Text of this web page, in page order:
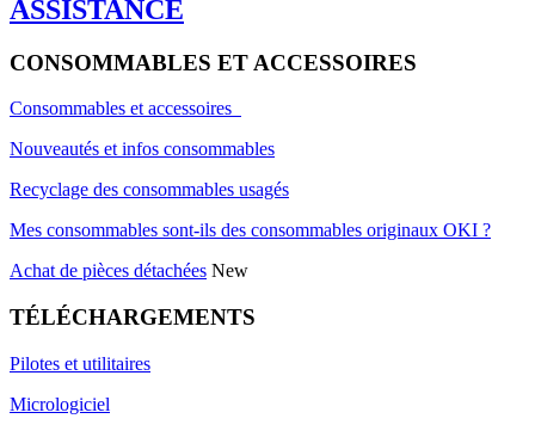
ASSISTANCE
CONSOMMABLES ET ACCESSOIRES
Consommables et accessoires
Nouveautés et infos consommables
Recyclage des consommables usagés
Mes consommables sont-ils des consommables originaux OKI ?
Achat de pièces détachées New
TÉLÉCHARGEMENTS
Pilotes et utilitaires
Micrologiciel